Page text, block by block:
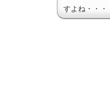
すよね・・・